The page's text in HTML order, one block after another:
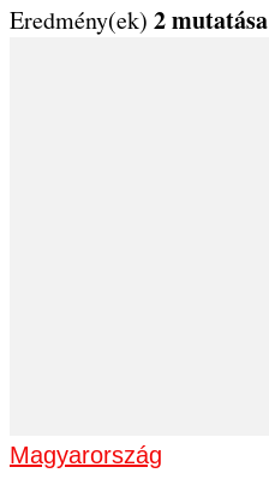
Eredmény(ek) 2 mutatása
Magyarország